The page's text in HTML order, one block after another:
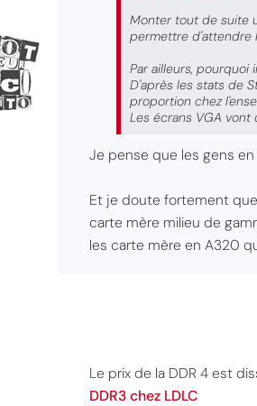
Monter tout de suite
permettre d'attendre
Par ailleurs, pourquoi
D'après les stats de
proportion chez
Les écrans VGA
Je pense que les gens
Et je doute fortement
carte mère milieu de
les carte mère en A320
Le prix de la DDR 4 est
DDR3 chez LDLC